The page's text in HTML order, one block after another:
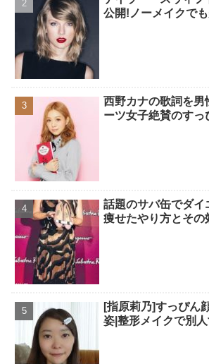
公開!ノーメイクで
西野カナの歌詞を男
ーツ女子絶賛のすっ
話題のサバ缶でダイ
痩せたやり方とその
[指原莉乃]すっぴん
姿|整形メイクで別人